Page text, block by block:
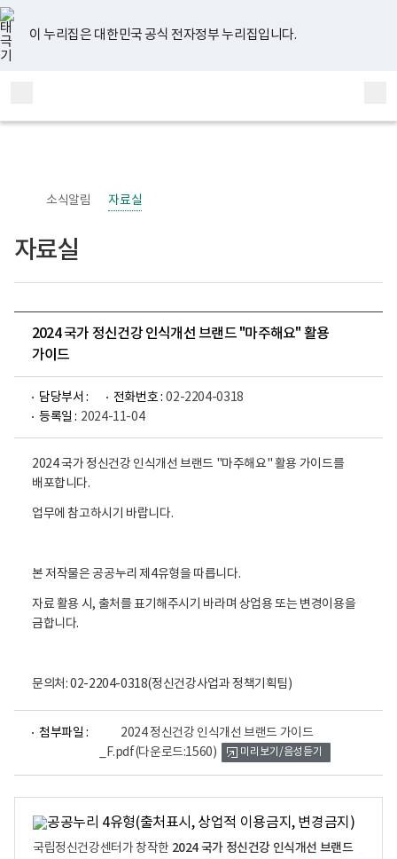
너
비
767px
이
하
이 누리집은 대한민국 공식 전자정부 누리집입니다.
지
검
메
홈
소식알림 자료실
자료실
2024 국가 정신건강 인식개선 브랜드 "마주해요" 활용
가이드
담당부서 : 전화번호 : 02-2204-0318
등록일 : 2024-11-04
2024 국가 정신건강 인식개선 브랜드 "마주해요" 활용 가이드를
배포합니다.
업무에 참고하시기 바랍니다.
본 저작물은 공공누리 제4유형을 따릅니다.
자료 활용 시, 출처를 표기해주시기 바라며 상업용 또는 변경이용을
금합니다.
문의처: 02-2204-0318(정신건강사업과 정책기획팀)
첨부파일 :
2024 정신건강 인식개선 브랜드 가이드
_F.pdf(다운로드:1560)
어
미리보기/음성듣기
국립정신건강센터가 창작한 2024 국가 정신건강 인식개선 브랜드
유
튜
브
페
이
스
북
인
스
타
그
램
블
로
그